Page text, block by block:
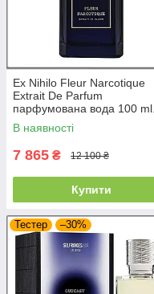
Ex Nihilo Fleur Narcotique
Extrait De Parfum
парфумована вода 100 ml.
Тестер Екс Нихило
Екстракт
В наявності
7 865 ₴ 12 100 ₴
Купити
Тестер –30%